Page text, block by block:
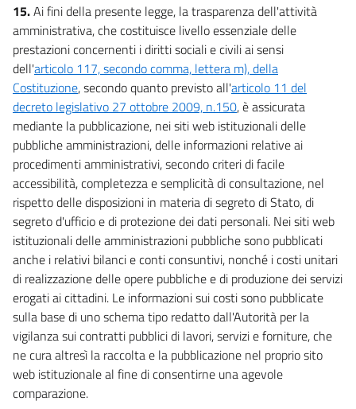
15.Ai fini della presente legge, la trasparenza dell'attività
amministrativa, che costituisce livello essenziale delle
prestazioni concernenti i diritti sociali e civili ai sensi
dell'articolo 117, secondo comma, lettera m), della
Costituzione, secondo quanto previsto all'articolo 11 del
decreto legislativo 27 ottobre 2009, n.150, è assicurata
mediante la pubblicazione, nei siti web istituzionali delle
pubbliche amministrazioni, delle informazioni relative ai
procedimenti amministrativi, secondo criteri di facile
accessibilità, completezza e semplicità di consultazione, nel
rispetto delle disposizioni in materia di segreto di Stato, di
segreto d'ufficio e di protezione dei dati personali. Nei siti web
istituzionali delle amministrazioni pubbliche sono pubblicati
anche i relativi bilanci e conti consuntivi, nonché i costi unitari
di realizzazione delle opere pubbliche e di produzione dei servizi
erogati ai cittadini. Le informazioni sui costi sono pubblicate
sulla base di uno schema tipo redatto dall'Autorità per la
vigilanza sui contratti pubblici di lavori, servizi e forniture, che
ne cura altresì la raccolta e la pubblicazione nel proprio sito
web istituzionale al fine di consentirne una agevole
comparazione.